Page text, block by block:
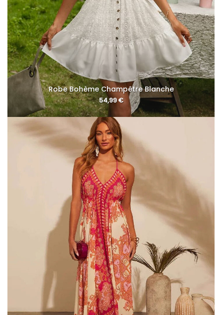
Robe Bohème Champêtre Blanche
54,99€